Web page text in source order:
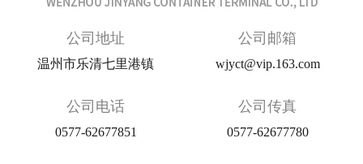
公司地址
温州市乐清七里港镇
公司邮箱
wjyct@vip.163.com
公司电话
0577-62677851
公司传真
0577-62677780